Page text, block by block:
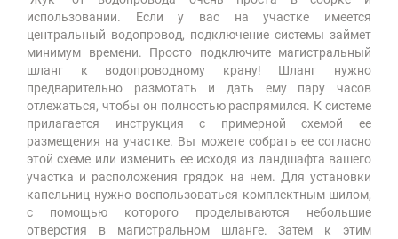
использовании. Если у вас на участке имеется
центральный водопровод, подключение системы займет
минимум времени. Просто подключите магистральный
шланг к водопроводному крану! Шланг нужно
предварительно размотать и дать ему пару часов
отлежаться, чтобы он полностью распрямился. К системе
прилагается инструкция с примерной схемой ее
размещения на участке. Вы можете собрать ее согласно
этой схеме или изменить ее исходя из ландшафта вашего
участка и расположения грядок на нем. Для установки
капельниц нужно воспользоваться комплектным шилом,
с помощью которого проделываются небольшие
отверстия в магистральном шланге. Затем к этим